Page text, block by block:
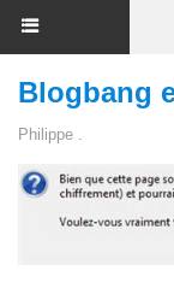
Blogbang
Philippe .